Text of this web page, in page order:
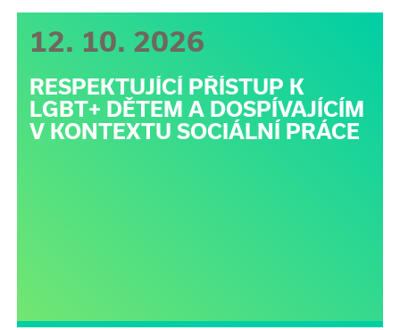
12. 10. 2026
RESPEKTUJÍCÍ PŘÍSTUP K
LGBT+ DĚTEM A DOSPÍVAJÍCÍM
V KONTEXTU SOCIÁLNÍ PRÁCE